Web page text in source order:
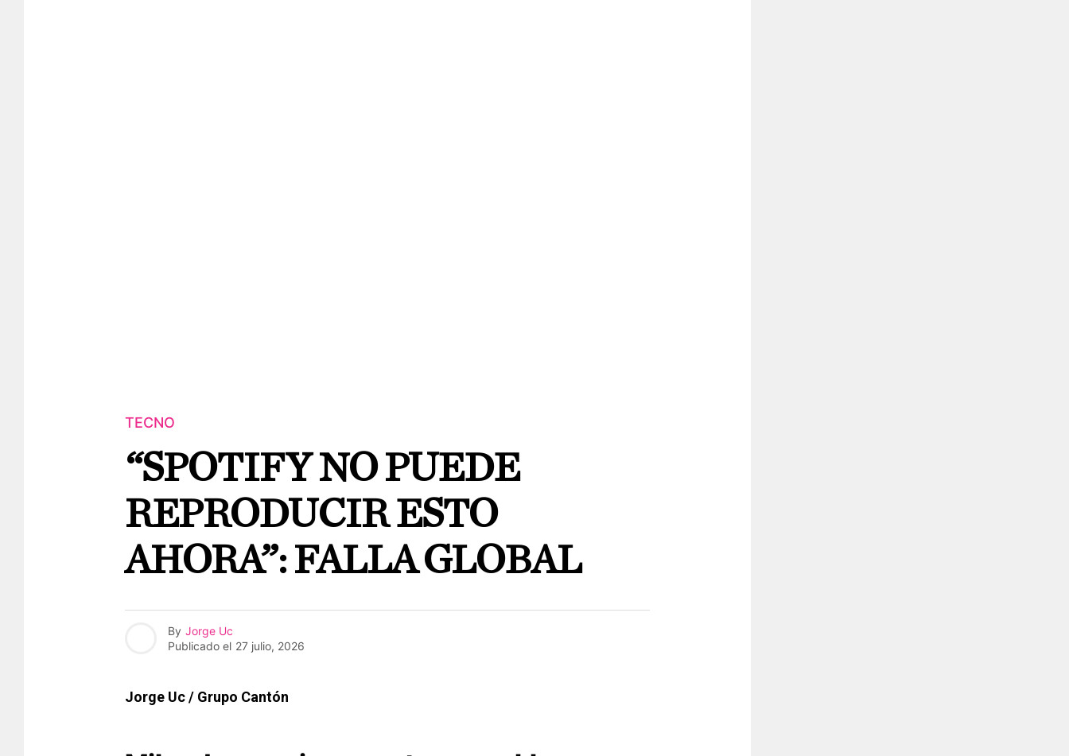
TECNO
“SPOTIFY NO PUEDE
REPRODUCIR ESTO
AHORA”: FALLA GLOBAL
By Jorge Uc
Publicado el 27 julio, 2026
Jorge Uc / Grupo Cantón